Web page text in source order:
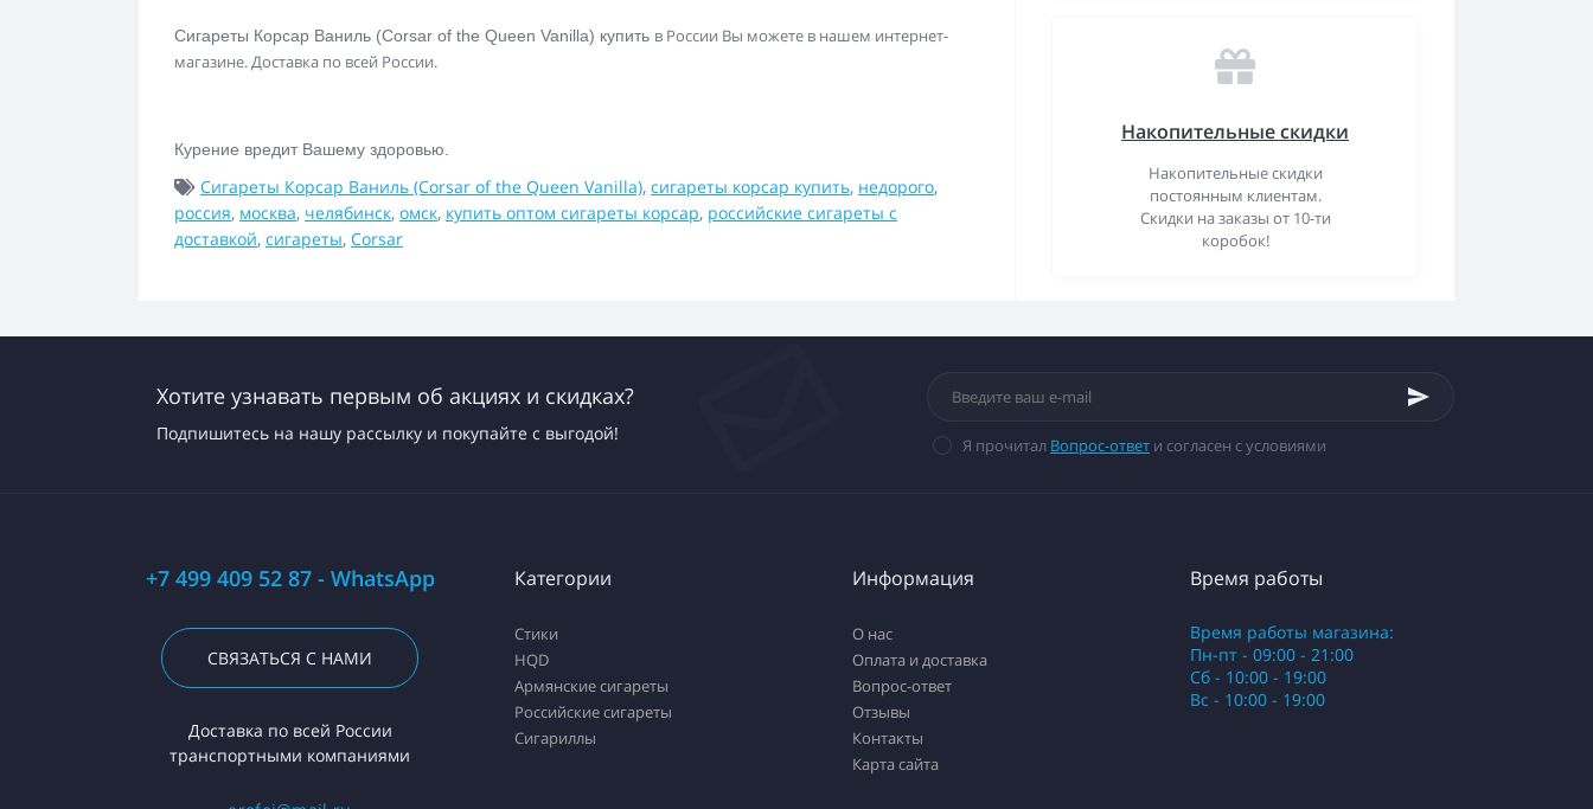
Сигареты Корсар Ваниль (Corsar of the Queen Vanilla) купить в России Вы можете в нашем интернет-
магазине. Доставка по всей России.
Курение вредит Вашему здоровью.
Сигареты Корсар Ваниль (Corsar of the Queen Vanilla), сигареты корсар купить, недорого,
россия, москва, челябинск, омск, купить оптом сигареты корсар, российские сигареты с
доставкой, сигареты, Corsar
Накопительные скидки
Накопительные скидки
постоянным клиентам.
Скидки на заказы от 10-ти
коробок!
Хотите узнавать первым об акциях и скидках?
Подпишитесь на нашу рассылку и покупайте с выгодой!
Я прочитал Вопрос-ответ и согласен с условиями
+7 499 409 52 87 - WhatsApp
СВЯЗАТЬСЯ С НАМИ
Доставка по всей России
транспортными компаниями
Категории
Стики
HQD
Армянские сигареты
Российские сигареты
Сигариллы
Информация
О нас
Оплата и доставка
Вопрос-ответ
Отзывы
Контакты
Карта сайта
Время работы
Время работы магазина:
Пн-пт - 09:00 - 21:00
Сб - 10:00 - 19:00
Вс - 10:00 - 19:00